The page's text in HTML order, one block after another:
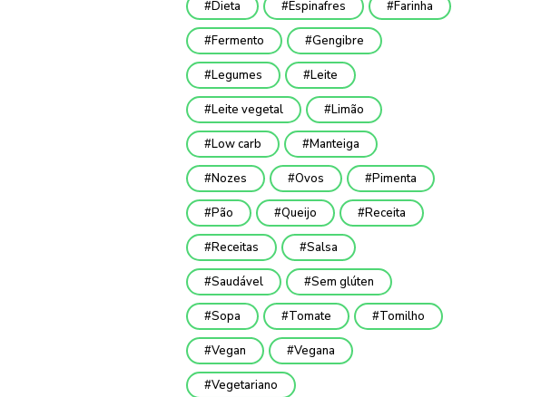
Dieta Espinafres Farinha
Fermento Gengibre
Legumes Leite
Leite vegetal Limão
Low carb Manteiga
Nozes Ovos Pimenta
Pão Queijo Receita
Receitas Salsa
Saudável Sem glúten
Sopa Tomate Tomilho
Vegan Vegana
Vegetariano